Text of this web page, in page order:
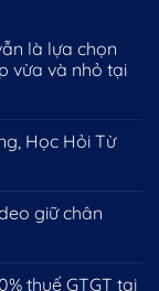
là lựa chọn
vừa và nhỏ tại
Học Hỏi Từ
giữ chân
thuế GTGT tại